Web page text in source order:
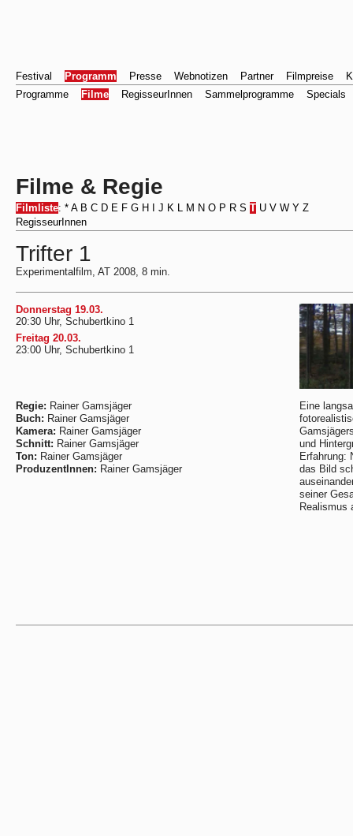
Festival Programm Presse Webnotizen Partner Filmpreise
Programme
Filme RegisseurInnen Sammelprogramme Specials
Filme & Regie
Filmliste: * A B C D E F G H J K L M N O P R S T U V W Y Z
RegisseurInnen
Trifter 1
Experimentalfilm, AT 2008, 8 min.
Donnerstag 19.03.
20:30 Uhr, Schubertkino 1
Freitag 20.03.
23:00 Uhr, Schubertkino 1
Regie: Rainer Gamsjäger
Buch: Rainer Gamsjäger
Kamera: Rainer Gamsjäger
Schnitt: Rainer Gamsjäger
Ton: Rainer Gamsjäger
ProduzentInnen: Rainer Gamsjäger
Eine
und
Erfahrung:
das Bild
seiner
Realismus